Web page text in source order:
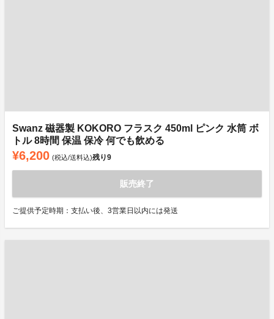
Swanz 磁器製 KOKORO フラスク 450ml ピンク 水筒 ボ
トル 8時間 保温 保冷 何でも飲める
¥6,200 (税込/送料込)残り9
販売終了
ご提供予定時期：支払い後、3営業日以内には発送